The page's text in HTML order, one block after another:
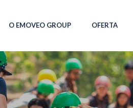
O EMOVEO GROUP OFERTA